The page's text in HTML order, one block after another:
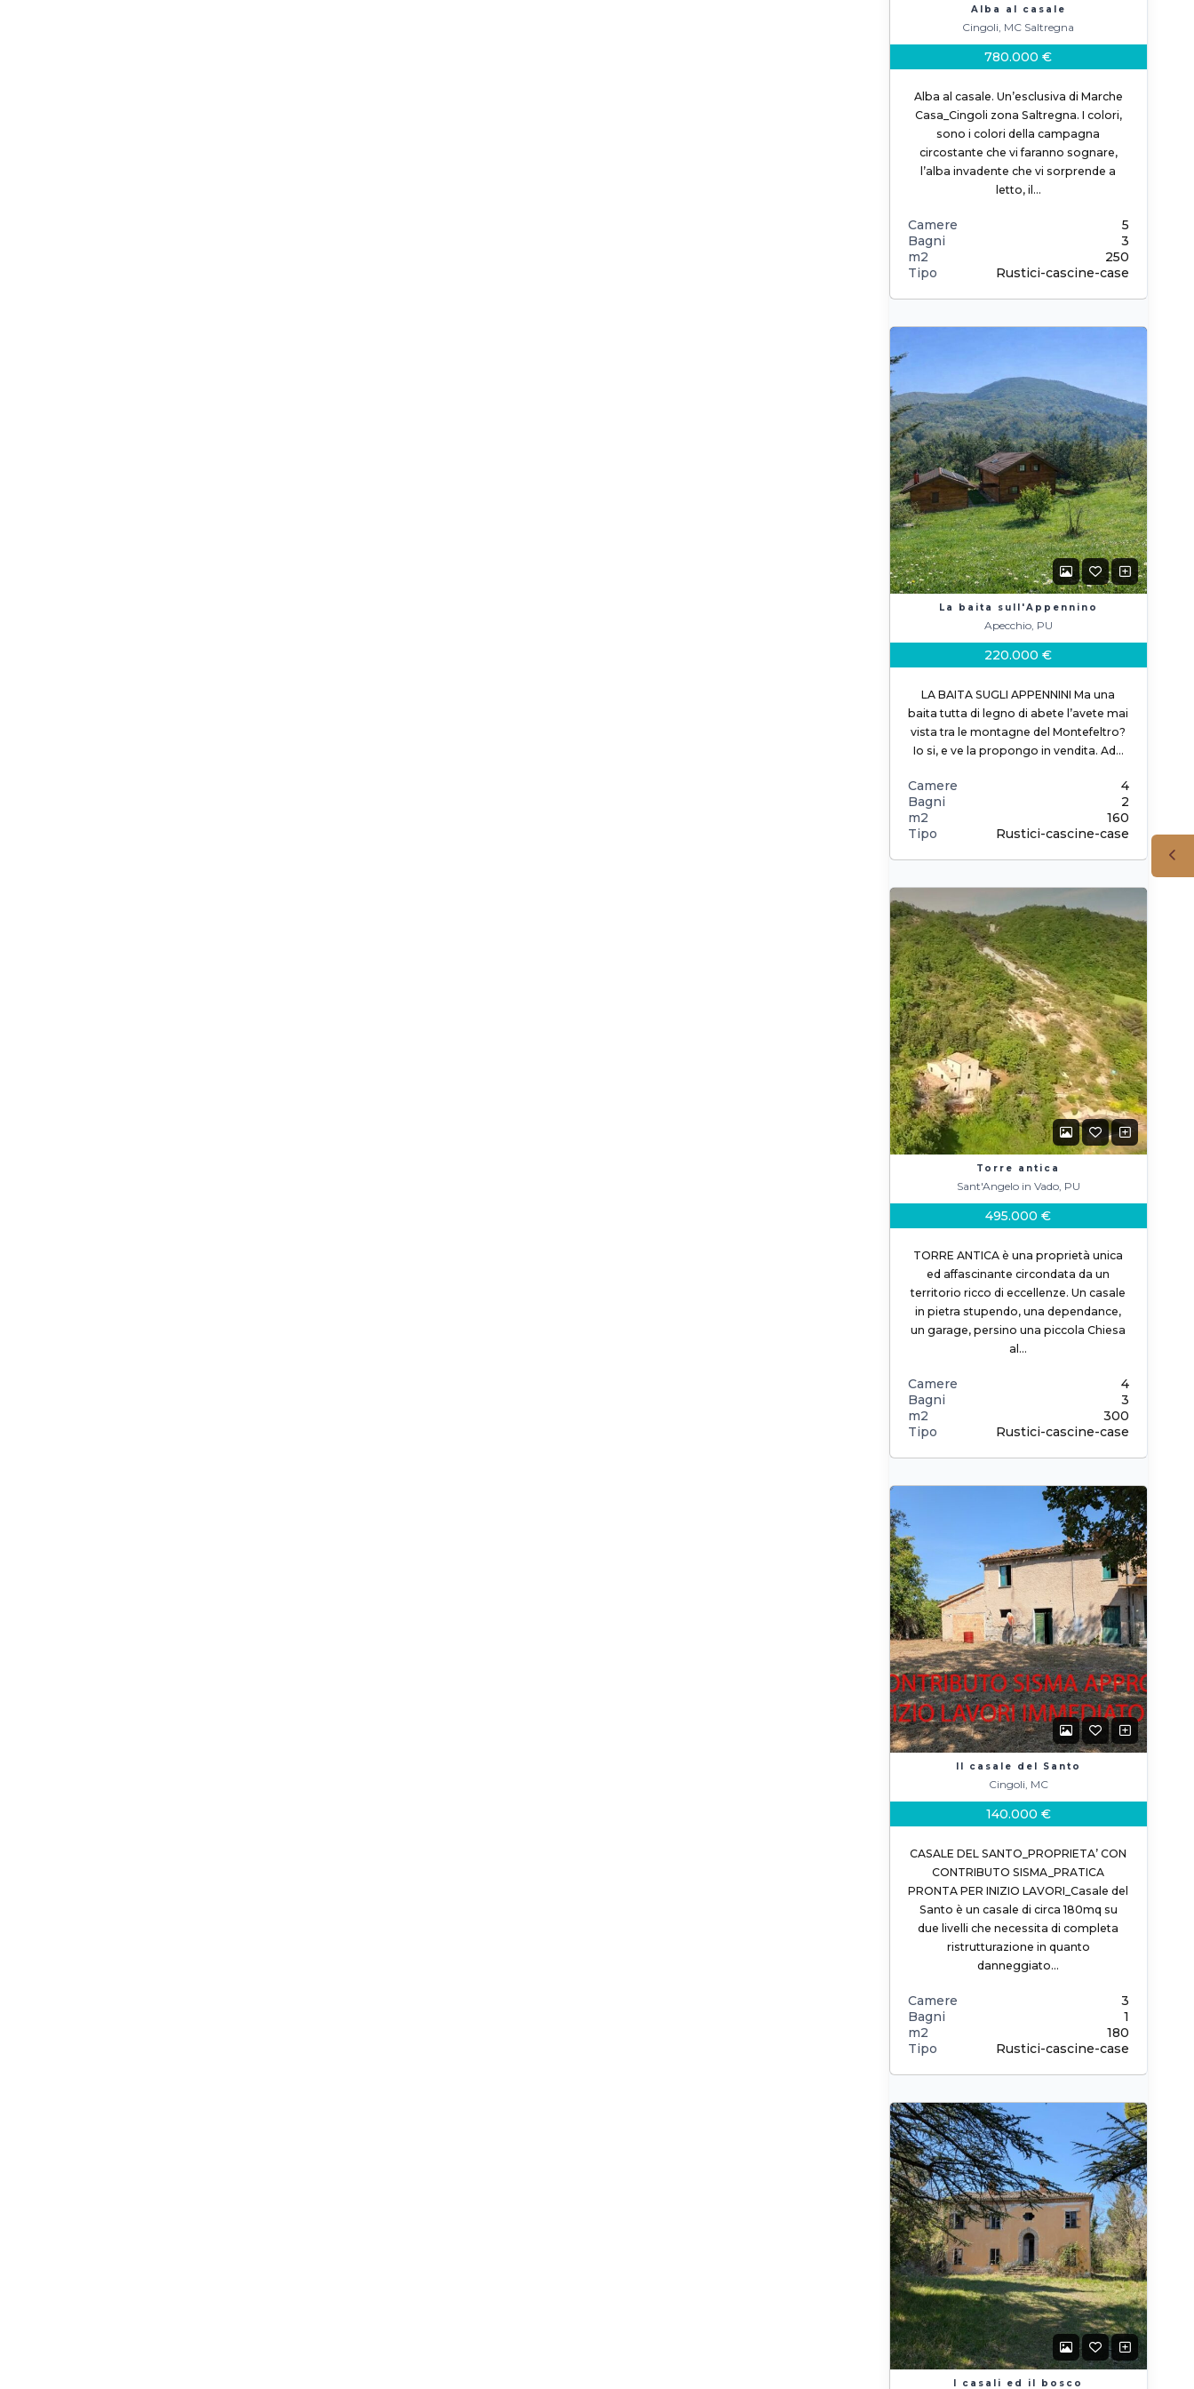
Alba al casale
Cingoli, MC Saltregna
780.000 €
Alba al casale. Un’esclusiva di Marche
Casa_Cingoli zona Saltregna. I colori,
sono i colori della campagna
circostante che vi faranno sognare,
l’alba invadente che vi sorprende a
letto, il…
Camere
5
Bagni
3
m2
250
Tipo
Rustici-cascine-case
La baita sull'Appennino
Apecchio, PU
220.000 €
LA BAITA SUGLI APPENNINI Ma una
baita tutta di legno di abete l’avete mai
vista tra le montagne del Montefeltro?
Io si, e ve la propongo in vendita. Ad…
Camere
4
Bagni
2
m2
160
Tipo
Rustici-cascine-case
Torre antica
Sant'Angelo in Vado, PU
495.000 €
TORRE ANTICA è una proprietà unica
ed affascinante circondata da un
territorio ricco di eccellenze. Un casale
in pietra stupendo, una dependance,
un garage, persino una piccola Chiesa
al…
Camere
4
Bagni
3
m2
300
Tipo
Rustici-cascine-case
Il casale del Santo
Cingoli, MC
140.000 €
CASALE DEL SANTO_PROPRIETA’ CON
CONTRIBUTO SISMA_PRATICA
PRONTA PER INIZIO LAVORI_Casale del
Santo è un casale di circa 180mq su
due livelli che necessita di completa
ristrutturazione in quanto
danneggiato…
Camere
3
Bagni
1
m2
180
Tipo
Rustici-cascine-case
I casali ed il bosco